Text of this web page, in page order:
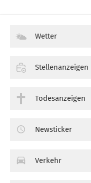
Wetter
Stellenanzeigen
Todesanzeigen
Newsticker
Verkehr